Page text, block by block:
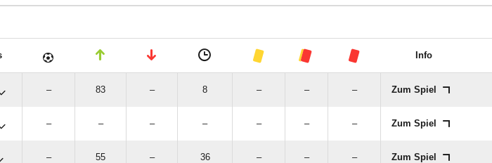
Info
– 83 – 8 – – – Zum Spiel
– – – – – – – Zum Spiel
– 55 – 36 – – – Zum Spiel